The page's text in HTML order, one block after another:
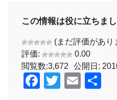
この情報は役に立ちま
(まだ評価があり
評価:
0.00
閲覧数:3,672 公開日:
Facebook
TwitterEmail